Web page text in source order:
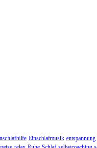
Einschlafmusik entspannung